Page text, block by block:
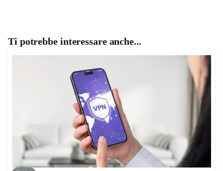
Ti potrebbe interessare anche...